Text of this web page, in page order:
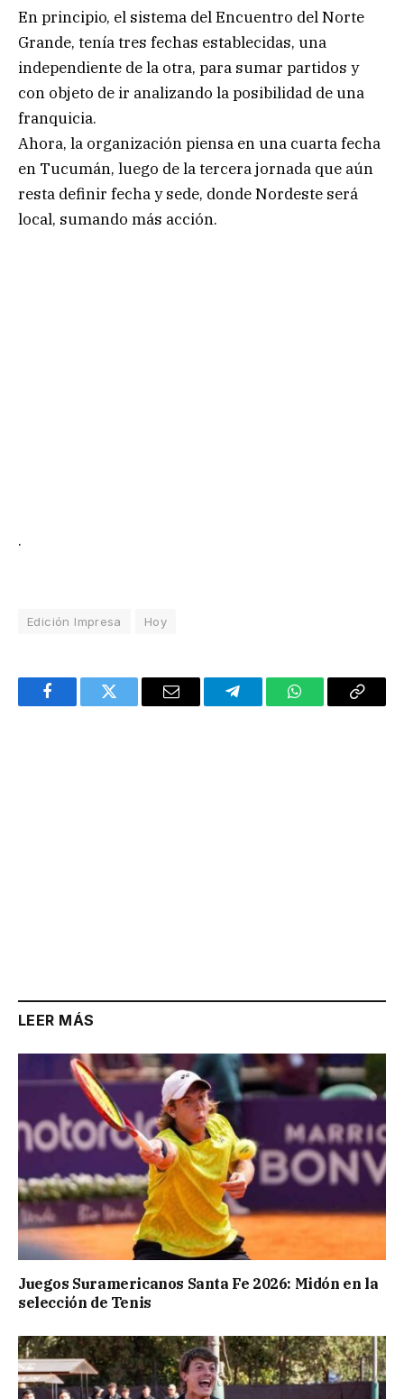
En principio, el sistema del Encuentro del Norte
Grande, tenía tres fechas establecidas, una
independiente de la otra, para sumar partidos y
con objeto de ir analizando la posibilidad de una
franquicia.
Ahora, la organización piensa en una cuarta fecha
en Tucumán, luego de la tercera jornada que aún
resta definir fecha y sede, donde Nordeste será
local, sumando más acción.
.
Edición Impresa Hoy
FacebookTwitter Email TelegramWhatsAppCopy
LEER MÁS
Juegos Suramericanos Santa Fe 2026: Midón en la
selección de Tenis